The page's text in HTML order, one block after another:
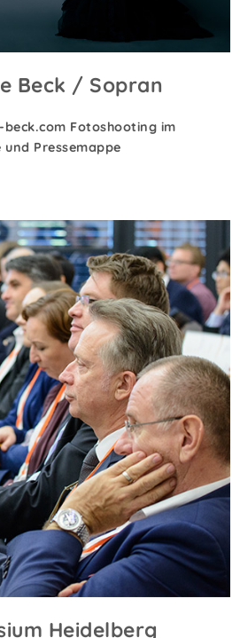
Beck / Sopran
Fotoshooting im
Pressemappe
Heidelberg